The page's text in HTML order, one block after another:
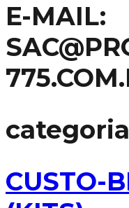
E-MAIL:
CUSTO-